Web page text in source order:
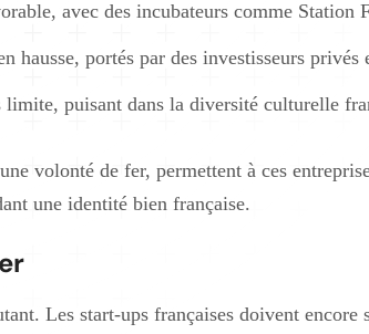
avec des incubateurs comme Station
hausse, portés par des investisseurs privés
limite, puisant dans la diversité culturelle
volonté de fer, permettent à ces
une identité bien française.
Les start-ups françaises doivent encore